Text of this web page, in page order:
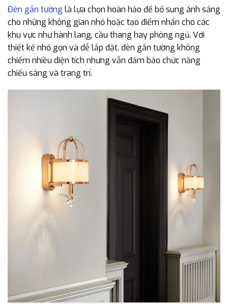
Đèn gắn tường là lựa chọn hoàn hảo để bổ sung ánh sáng
cho những không gian nhỏ hoặc tạo điểm nhấn cho các
khu vực như hành lang, cầu thang hay phòng ngủ. Với
thiết kế nhỏ gọn và dễ lắp đặt, đèn gắn tường không
chiếm nhiều diện tích nhưng vẫn đảm bảo chức năng
chiếu sáng và trang trí.